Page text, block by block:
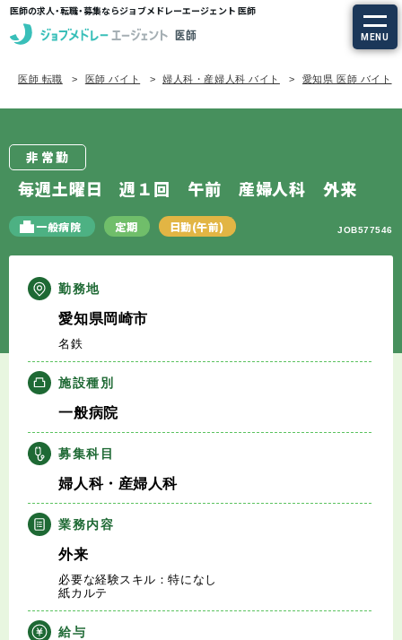
医師の求人・転職・募集ならジョブメドレーエージェント 医師
MENU
求人を探す
定期非常勤の求人
特集から探す
エージェントサービス
エージェントサービスTOP
サービスの流れ
キャリアアドバイザー紹介
医師の求人・転職Q&A
知りたい・聞きたい
転職成功事例
医師の転職マニュアル
医師 転職 医師 バイト 婦人科・産婦人科 バイト 愛知県 医師 バイト
非常勤
毎週土曜日 週１回 午前 産婦人科 外来
一般病院 定期 日勤(午前) JOB577546
勤務地
愛知県岡崎市
名鉄
施設種別
一般病院
募集科目
婦人科・産婦人科
業務内容
外来
必要な経験スキル：特になし
紙カルテ
給与